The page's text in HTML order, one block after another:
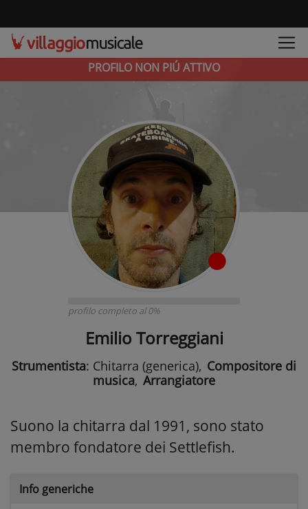
PROFILO NON PIÚ ATTIVO
profilo completo al 0%
Emilio Torreggiani
Strumentista: Chitarra (generica), Compositore di
musica, Arrangiatore
Suono la chitarra dal 1991, sono stato
membro fondatore dei Settlefish.
Info generiche